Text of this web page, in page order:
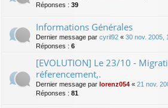
Réponses : 39
Informations Générales
Dernier message par cyril92 « 30 nov. 2005,
Réponses : 6
[EVOLUTION] Le 23/10 -
réferencement,.
Dernier message par lorenz054 « 21 nov.
Réponses : 81